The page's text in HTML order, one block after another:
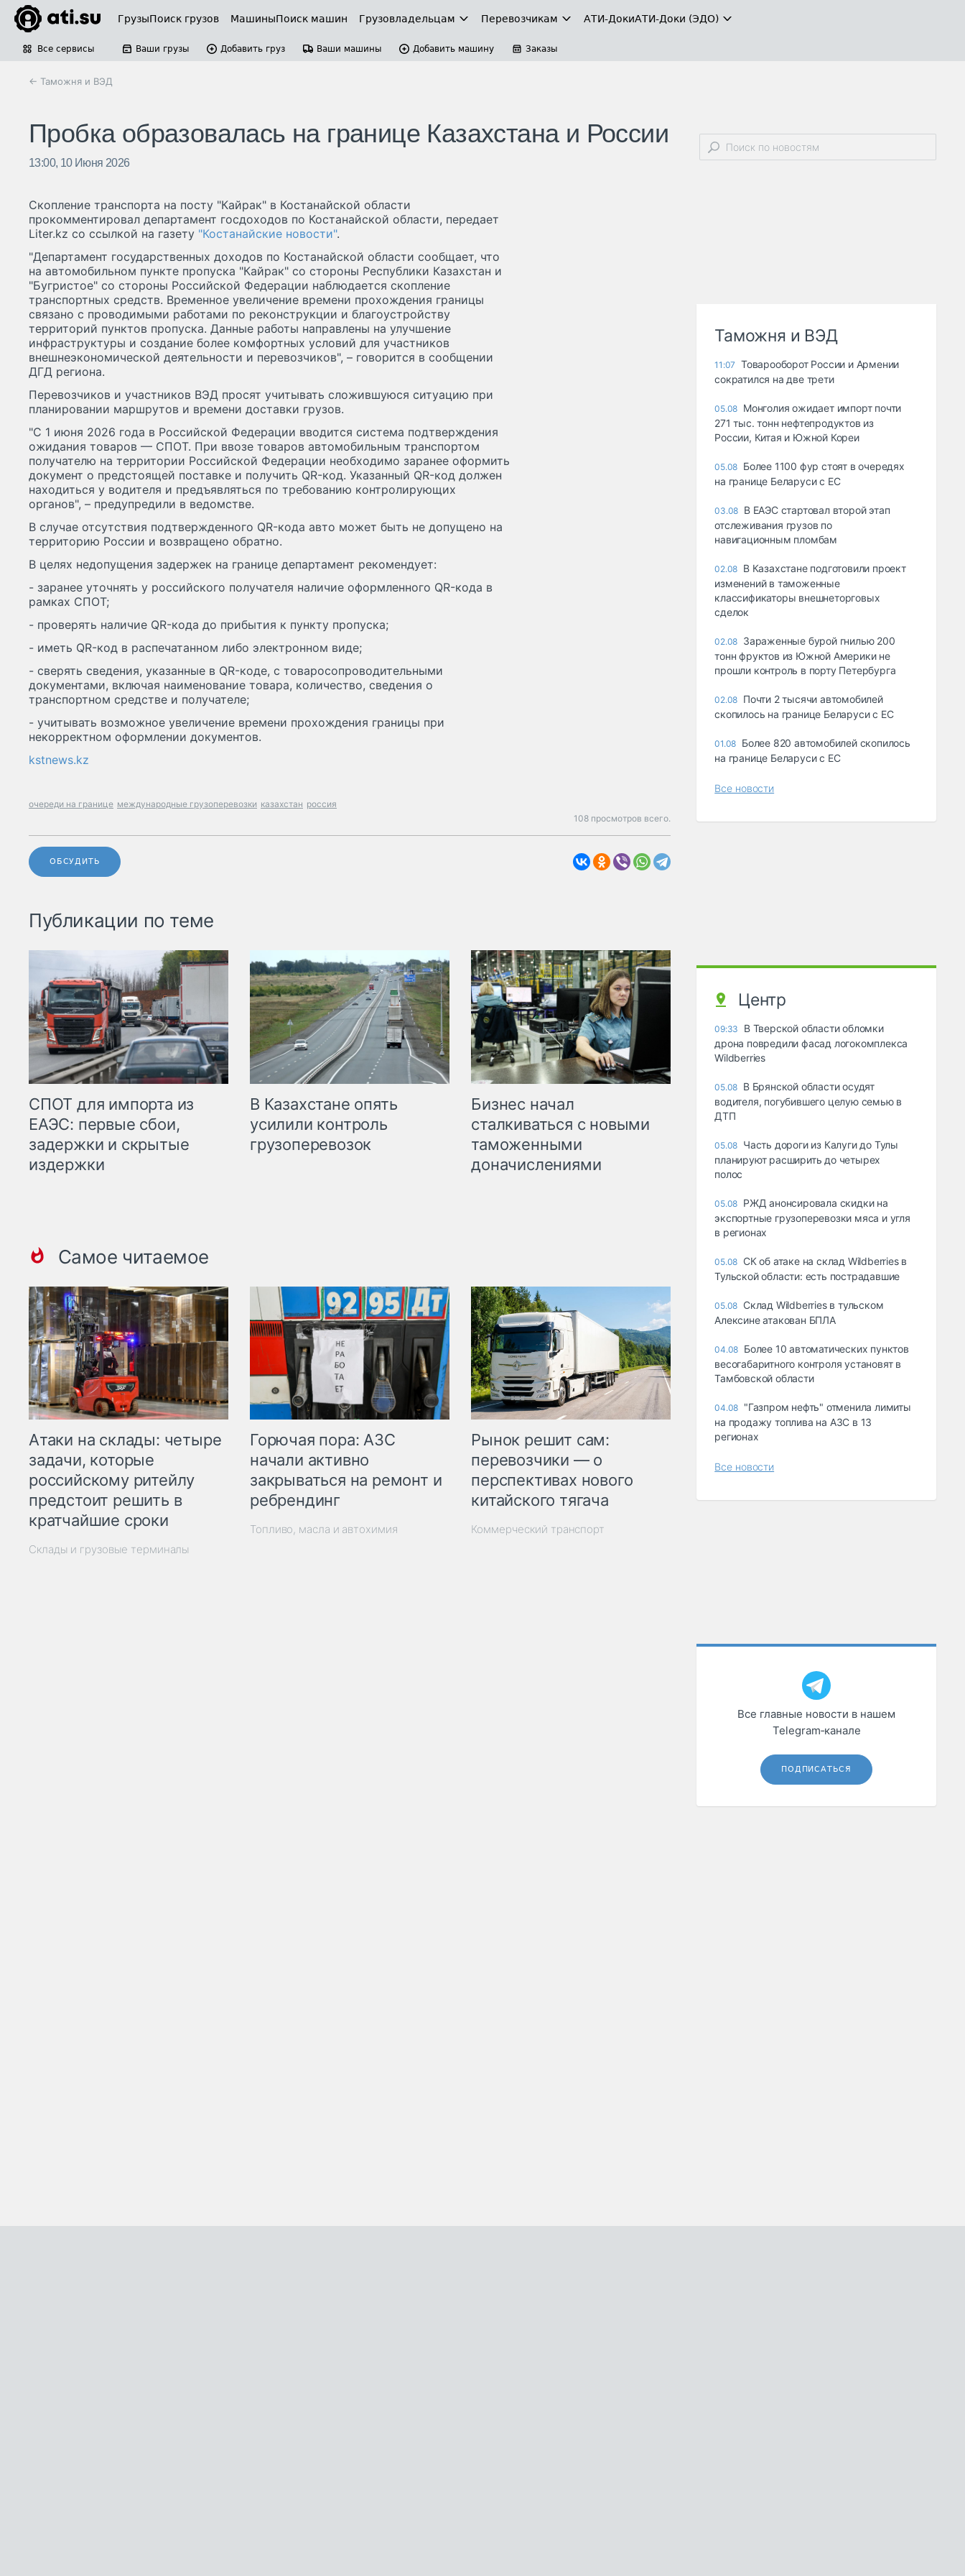
ГрузыПоиск грузов МашиныПоиск машин Грузовладельцам Перевозчикам АТИ-ДокиАТИ-Доки (ЭДО)
Все сервисы Ваши грузы Добавить груз Ваши машины Добавить машину Заказы
← Таможня и ВЭД
Пробка образовалась на границе Казахстана и России
13:00, 10 Июня 2026
Скопление транспорта на посту "Кайрак" в Костанайской области
прокомментировал департамент госдоходов по Костанайской области, передает
Liter.kz со ссылкой на газету "Костанайские новости".
"Департамент государственных доходов по Костанайской области сообщает, что
на автомобильном пункте пропуска "Кайрак" со стороны Республики Казахстан и
"Бугристое" со стороны Российской Федерации наблюдается скопление
транспортных средств. Временное увеличение времени прохождения границы
связано с проводимыми работами по реконструкции и благоустройству
территорий пунктов пропуска. Данные работы направлены на улучшение
инфраструктуры и создание более комфортных условий для участников
внешнеэкономической деятельности и перевозчиков", – говорится в сообщении
ДГД региона.
Перевозчиков и участников ВЭД просят учитывать сложившуюся ситуацию при
планировании маршрутов и времени доставки грузов.
"С 1 июня 2026 года в Российской Федерации вводится система подтверждения
ожидания товаров — СПОТ. При ввозе товаров автомобильным транспортом
получателю на территории Российской Федерации необходимо заранее оформить
документ о предстоящей поставке и получить QR-код. Указанный QR-код должен
находиться у водителя и предъявляться по требованию контролирующих
органов", – предупредили в ведомстве.
В случае отсутствия подтвержденного QR-кода авто может быть не допущено на
территорию России и возвращено обратно.
В целях недопущения задержек на границе департамент рекомендует:
- заранее уточнять у российского получателя наличие оформленного QR-кода в
рамках СПОТ;
- проверять наличие QR-кода до прибытия к пункту пропуска;
- иметь QR-код в распечатанном либо электронном виде;
- сверять сведения, указанные в QR-коде, с товаросопроводительными
документами, включая наименование товара, количество, сведения о
транспортном средстве и получателе;
- учитывать возможное увеличение времени прохождения границы при
некорректном оформлении документов.
kstnews.kz
очереди на границе международные грузоперевозки казахстан россия
108 просмотров всего.
ОБСУДИТЬ
Публикации по теме
СПОТ для импорта из
ЕАЭС: первые сбои,
задержки и скрытые
издержки
В Казахстане опять
усилили контроль
грузоперевозок
Бизнес начал
сталкиваться с новыми
таможенными
доначислениями
Самое читаемое
Атаки на склады: четыре
задачи, которые
российскому ритейлу
предстоит решить в
кратчайшие сроки
Склады и грузовые терминалы
Горючая пора: АЗС
начали активно
закрываться на ремонт и
ребрендинг
Топливо, масла и автохимия
Рынок решит сам:
перевозчики — о
перспективах нового
китайского тягача
Коммерческий транспорт
Таможня и ВЭД
11:07
Товарооборот России и Армении
сократился на две трети
05.08 Монголия ожидает импорт почти
271 тыс. тонн нефтепродуктов из
России, Китая и Южной Кореи
05.08 Более 1100 фур стоят в очередях
на границе Беларуси с ЕС
03.08 В ЕАЭС стартовал второй этап
отслеживания грузов по
навигационным пломбам
02.08 В Казахстане подготовили проект
изменений в таможенные
классификаторы внешнеторговых
сделок
02.08 Зараженные бурой гнилью 200
тонн фруктов из Южной Америки не
прошли контроль в порту Петербурга
02.08 Почти 2 тысячи автомобилей
скопилось на границе Беларуси с ЕС
01.08 Более 820 автомобилей скопилось
на границе Беларуси с ЕС
Все новости
Центр
09:33
В Тверской области обломки
дрона повредили фасад логокомплекса
Wildberries
05.08 В Брянской области осудят
водителя, погубившего целую семью в
ДТП
05.08 Часть дороги из Калуги до Тулы
планируют расширить до четырех
полос
05.08 РЖД анонсировала скидки на
экспортные грузоперевозки мяса и угля
в регионах
05.08 СК об атаке на склад Wildberries в
Тульской области: есть пострадавшие
05.08 Склад Wildberries в тульском
Алексине атакован БПЛА
04.08 Более 10 автоматических пунктов
весогабаритного контроля установят в
Тамбовской области
04.08 "Газпром нефть" отменила лимиты
на продажу топлива на АЗС в 13
регионах
Все новости
Все главные новости в нашем
Telegram‑канале
ПОДПИСАТЬСЯ